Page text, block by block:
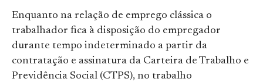
Enquanto na relação de emprego clássica o
trabalhador fica à disposição do empregador
durante tempo indeterminado a partir da
contratação e assinatura da Carteira de Trabalho e
Previdência Social (CTPS), no trabalho